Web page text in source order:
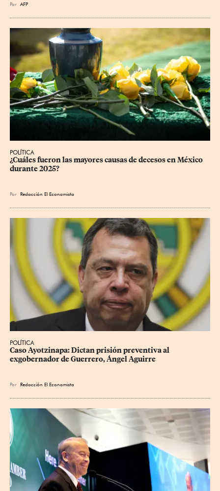
Por AFP
POLÍTICA
¿Cuáles fueron las mayores causas de decesos en México
durante 2025?
Por Redacción El Economista
POLÍTICA
Caso Ayotzinapa: Dictan prisión preventiva al
exgobernador de Guerrero, Ángel Aguirre
Por Redacción El Economista